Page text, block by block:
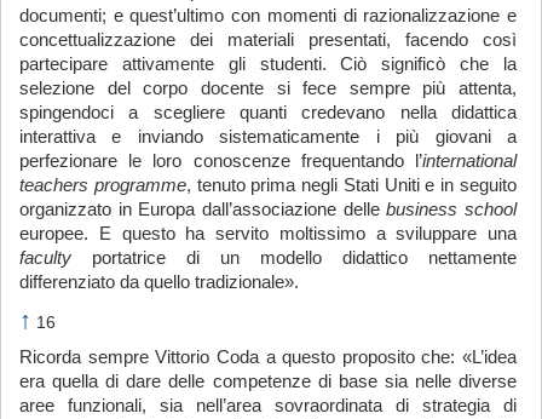
documenti; e quest’ultimo con momenti di razionalizzazione e
concettualizzazione dei materiali presentati, facendo così
partecipare attivamente gli studenti. Ciò significò che la
selezione del corpo docente si fece sempre più attenta,
spingendoci a scegliere quanti credevano nella didattica
interattiva e inviando sistematicamente i più giovani a
perfezionare le loro conoscenze frequentando l’international
teachers programme, tenuto prima negli Stati Uniti e in seguito
organizzato in Europa dall’associazione dellebusiness school
europee. E questo ha servito moltissimo a sviluppare una
faculty portatrice di un modello didattico nettamente
differenziato da quello tradizionale».
↑ 16
Ricorda sempre Vittorio Coda a questo proposito che: «L’idea
era quella di dare delle competenze di base sia nelle diverse
aree funzionali, sia nell’area sovraordinata di strategia di